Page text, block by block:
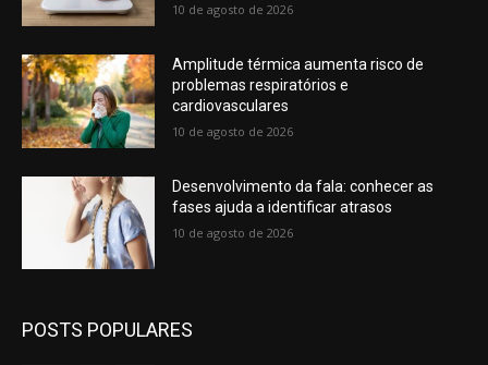
10 de agosto de 2026
Amplitude térmica aumenta risco de
problemas respiratórios e
cardiovasculares
10 de agosto de 2026
Desenvolvimento da fala: conhecer as
fases ajuda a identificar atrasos
10 de agosto de 2026
POSTS POPULARES